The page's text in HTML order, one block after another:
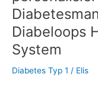
Diabeloops
System
Diabetes Typ 1 / Elis